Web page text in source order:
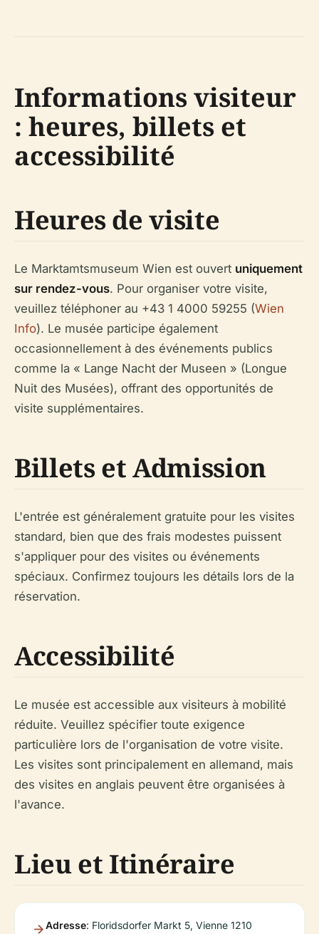
Informations visiteur
: heures, billets et
accessibilité
Heures de visite
Le Marktamtsmuseum Wien est ouvert uniquement
sur rendez-vous. Pour organiser votre visite,
veuillez téléphoner au +43 1 4000 59255 (Wien
Info). Le musée participe également
occasionnellement à des événements publics
comme la « Lange Nacht der Museen » (Longue
Nuit des Musées), offrant des opportunités de
visite supplémentaires.
Billets et Admission
L'entrée est généralement gratuite pour les visites
standard, bien que des frais modestes puissent
s'appliquer pour des visites ou événements
spéciaux. Confirmez toujours les détails lors de la
réservation.
Accessibilité
Le musée est accessible aux visiteurs à mobilité
réduite. Veuillez spécifier toute exigence
particulière lors de l'organisation de votre visite.
Les visites sont principalement en allemand, mais
des visites en anglais peuvent être organisées à
l'avance.
Lieu et Itinéraire
Adresse: Floridsdorfer Markt 5, Vienne 1210